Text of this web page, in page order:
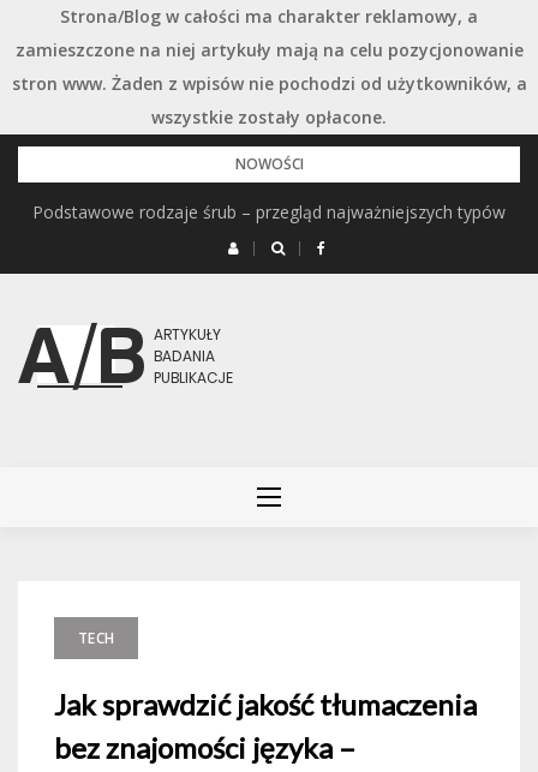
Strona/Blog w całości ma charakter reklamowy, a
zamieszczone na niej artykuły mają na celu pozycjonowanie
stron www. Żaden z wpisów nie pochodzi od użytkowników, a
wszystkie zostały opłacone.
Przejdź
do
treści
NOWOŚCI
Podstawowe rodzaje śrub – przegląd najważniejszych typów
TECH
Jak sprawdzić jakość tłumaczenia
bez znajomości języka –